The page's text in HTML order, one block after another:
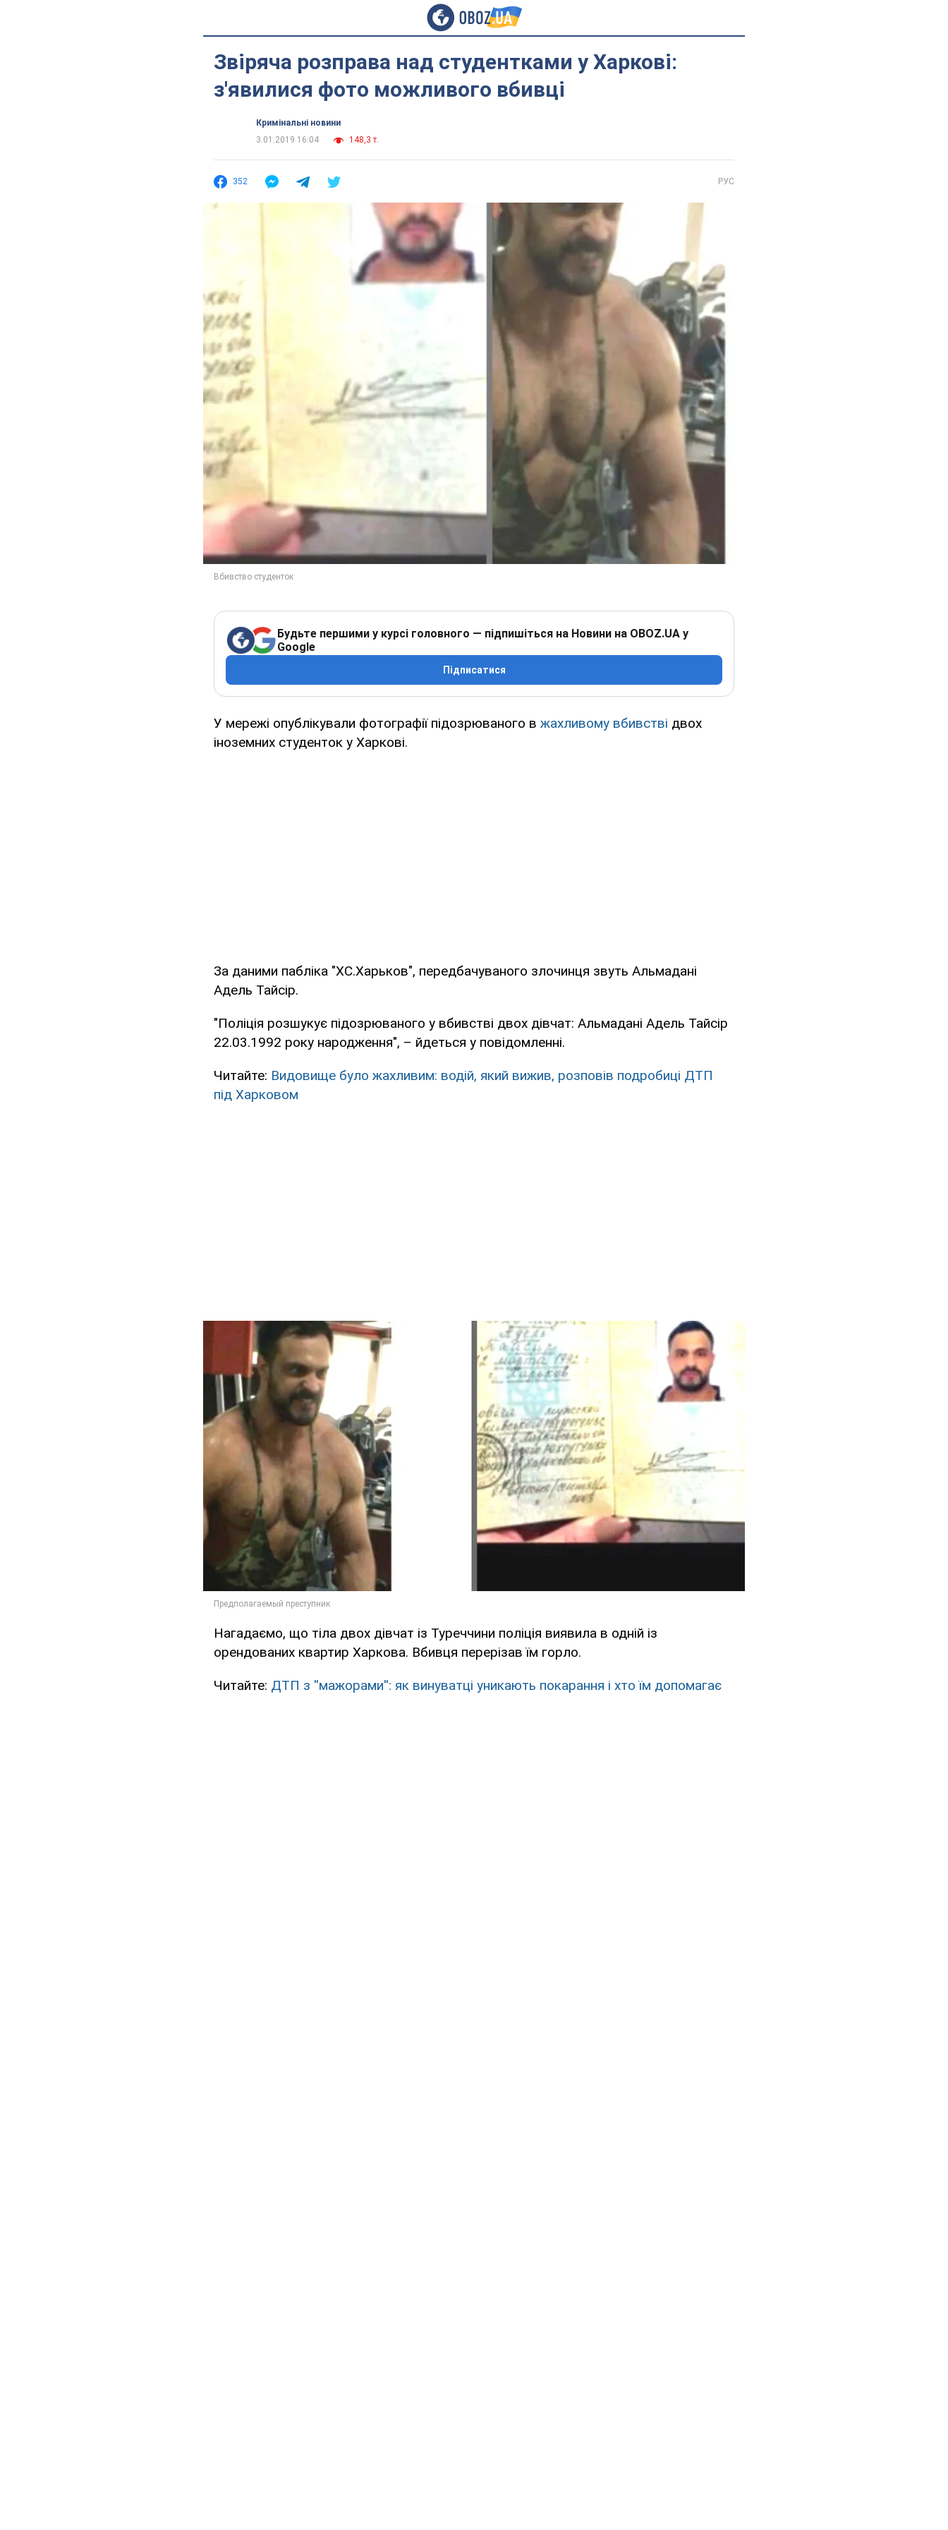
Звіряча розправа над студентками у Харкові:
з'явилися фото можливого вбивці
Кримінальні новини
3.01.2019 16:04
148,3 т.
352 РУС
Будьте першими у курсі головного — підпишіться на Новини на OBOZ.UA у
Google
Підписатися
У мережі опублікували фотографії підозрюваного в жахливому вбивстві двох
іноземних студенток у Харкові.
За даними пабліка "ХС.Харьков", передбачуваного злочинця звуть Альмадані
Адель Тайсір.
"Поліція розшукує підозрюваного у вбивстві двох дівчат: Альмадані Адель Тайсір
22.03.1992 року народження", – йдеться у повідомленні.
Читайте: Видовище було жахливим: водій, який вижив, розповів подробиці ДТП
під Харковом
Нагадаємо, що тіла двох дівчат із Туреччини поліція виявила в одній із
орендованих квартир Харкова. Вбивця перерізав їм горло.
Читайте: ДТП з ''мажорами'': як винуватці уникають покарання і хто їм допомагає